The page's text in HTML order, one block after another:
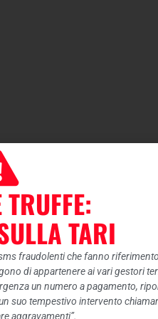
TARI
fraudolenti che fanno
di appartenere ai vari gestori
un numero a pagamento,
suo tempestivo intervento
aggravamenti”.